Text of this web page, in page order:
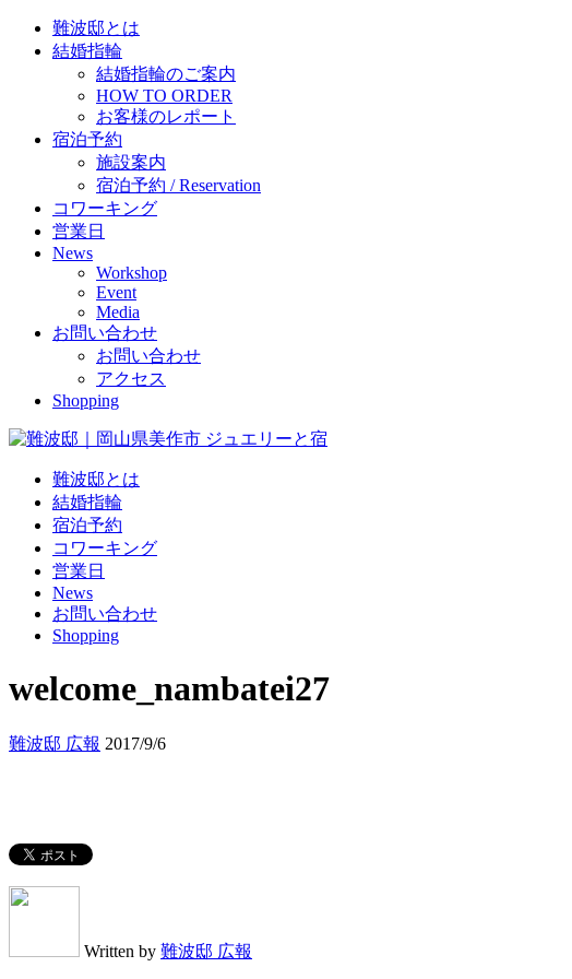
難波邸とは
結婚指輪
結婚指輪のご案内
HOW TO ORDER
お客様のレポート
宿泊予約
施設案内
宿泊予約 / Reservation
コワーキング
営業日
News
Workshop
Event
Media
お問い合わせ
お問い合わせ
アクセス
Shopping
難波邸とは
結婚指輪
宿泊予約
コワーキング
営業日
News
お問い合わせ
Shopping
welcome_nambatei27
難波邸 広報 2017/9/6
Written by 難波邸 広報